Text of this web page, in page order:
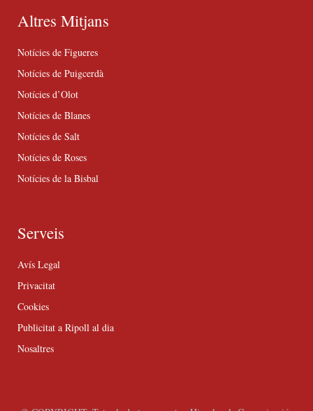
Altres Mitjans
Notícies de Figueres
Notícies de Puigcerdà
Notícies d’Olot
Notícies de Blanes
Notícies de Salt
Notícies de Roses
Notícies de la Bisbal
Serveis
Avís Legal
Privacitat
Cookies
Publicitat a Ripoll al dia
Nosaltres